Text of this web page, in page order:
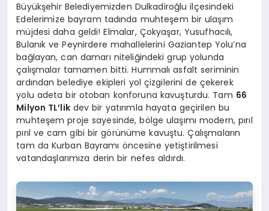
Büyükşehir Belediyemizden Dulkadiroğlu ilçesindeki
Edelerimize bayram tadında muhteşem bir ulaşım
müjdesi daha geldi! Elmalar, Çokyaşar, Yusufhacılı,
Bulanık ve Peynirdere mahallelerini Gaziantep Yolu’na
bağlayan, can damarı niteliğindeki grup yolunda
çalışmalar tamamen bitti. Hummalı asfalt seriminin
ardından belediye ekipleri yol çizgilerini de çekerek
yolu adeta bir otoban konforuna kavuşturdu. Tam 66
Milyon TL’likdev bir yatırımla hayata geçirilen bu
muhteşem proje sayesinde, bölge ulaşımı modern, pırıl
pırıl ve cam gibi bir görünüme kavuştu. Çalışmaların
tam da Kurban Bayramı öncesine yetiştirilmesi
vatandaşlarımıza derin bir nefes aldırdı.